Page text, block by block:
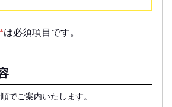
*は必須項目です。
でご案内いたします。